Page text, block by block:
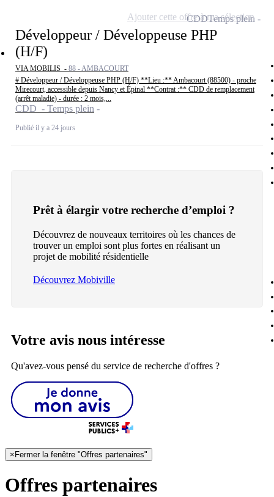
Développeur / Développeuse PHP
(H/F)
VIA MOBILIS - 88 - AMBACOURT
# Développeur / Développeuse PHP (H/F) **Lieu :** Ambacourt (88500) - proche
Mirecourt, accessible depuis Nancy et Épinal **Contrat :** CDD de remplacement
(arrêt maladie) - durée : 2 mois,...
CDD - Temps plein
Publié il y a 24 jours
CDDTemps plein
Ajouter cette offre à ma sélection
Prêt à élargir votre recherche d’emploi ?
Découvrez de nouveaux territoires où les chances de
trouver un emploi sont plus fortes en réalisant un
projet de mobilité résidentielle
Découvrez Mobiville
Votre avis nous intéresse
Qu'avez-vous pensé du service de recherche d'offres ?
× Fermer la fenêtre "Offres partenaires"
Offres partenaires